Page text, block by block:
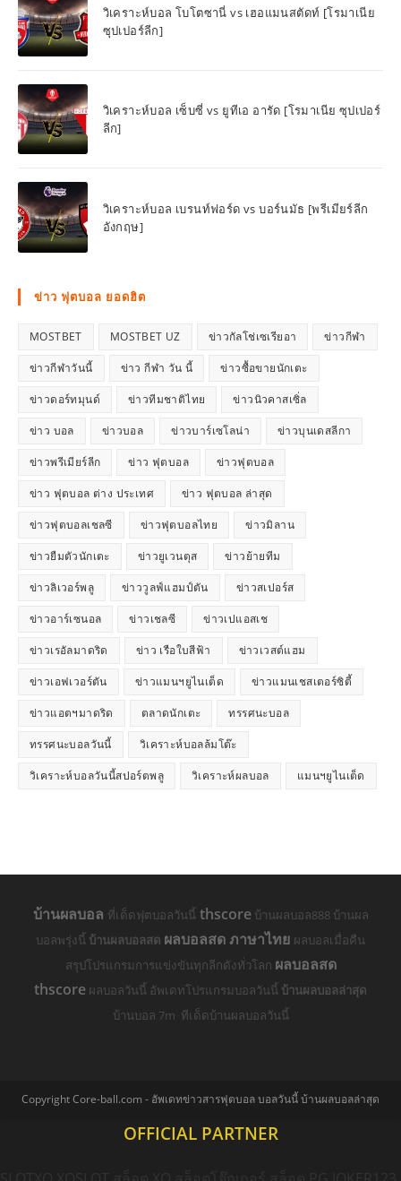
วิเคราะห์บอล โบโตซานี่ vs เฮอแมนสตัดท์ [โรมาเนีย
ซุปเปอร์ลีก]
วิเคราะห์บอล เซ็บซี่ vs ยูทีเอ อารัด [โรมาเนีย ซุปเปอร์
ลีก]
วิเคราะห์บอล เบรนท์ฟอร์ด vs บอร์นมัธ [พรีเมียร์ลีก
อังกฤษ]
ข่าว ฟุตบอล ยอดฮิต
MOSTBET MOSTBET UZ ข่าวกัลโช่เซเรียอา ข่าวกีฬา
ข่าวกีฬาวันนี้ ข่าว กีฬา วัน นี้ ข่าวซื้อขายนักเตะ
ข่าวดอร์ทมุนด์ ข่าวทีมชาติไทย ข่าวนิวคาสเซิ่ล
ข่าว บอล ข่าวบอล ข่าวบาร์เซโลน่า ข่าวบุนเดสลีกา
ข่าวพรีเมียร์ลีก ข่าว ฟุตบอล ข่าวฟุตบอล
ข่าว ฟุตบอล ต่าง ประเทศ ข่าว ฟุตบอล ล่าสุด
ข่าวฟุตบอลเชลซี ข่าวฟุตบอลไทย ข่าวมิลาน
ข่าวยืมตัวนักเตะ ข่าวยูเวนตุส ข่าวย้ายทีม
ข่าวลิเวอร์พลู ข่าววูลฟ์แฮมป์ตัน ข่าวสเปอร์ส
ข่าวอาร์เซนอล ข่าวเชลซี ข่าวเปแอสเช
ข่าวเรอัลมาดริด ข่าว เรือใบสีฟ้า ข่าวเวสต์แฮม
ข่าวเอฟเวอร์ตัน ข่าวแมนฯยูไนเต็ด ข่าวแมนเชสเตอร์ซิตี้
ข่าวแอตฯมาดริด ตลาดนักเตะ ทรรศนะบอล
ทรรศนะบอลวันนี้ วิเคราะห์บอลล้มโต๊ะ
วิเคราะห์บอลวันนี้สปอร์ตพลู วิเคราะห์ผลบอล แมนฯยูไนเต็ด
บ้านผลบอล ที่เด็ดฟุตบอลวันนี้ thscoreบ้านผลบอล888 บ้านผล
บอลพรุ่งนี้ บ้านผลบอลสด ผลบอลสด ภาษาไทย ผลบอลเมื่อคืน
สรุปโปรแกรมการแข่งขันทุกลีกดังทั่วโลก ผลบอลสด
thscore ผลบอลวันนี้ อัพเดทโปรแกรมบอลวันนี้ บ้านผลบอลล่าสุด
บ้านบอล 7m ทีเด็ดบ้านผลบอลวันนี้
Copyright Core-ball.com - อัพเดทข่าวสารฟุตบอล บอลวันนี้ บ้านผลบอลล่าสุด
OFFICIAL PARTNER